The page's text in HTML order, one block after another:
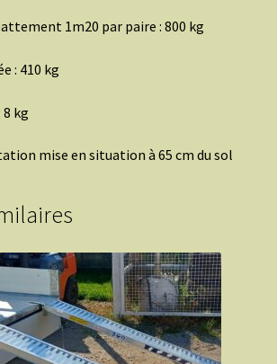
1m20 par paire : 800 kg
: 410 kg
kg
mise en situation à 65 cm du sol